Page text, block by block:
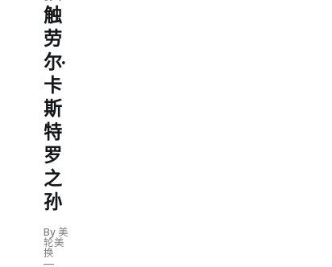
触
劳
尔·
卡
斯
特
罗
之
孙
By 美
轮美
换